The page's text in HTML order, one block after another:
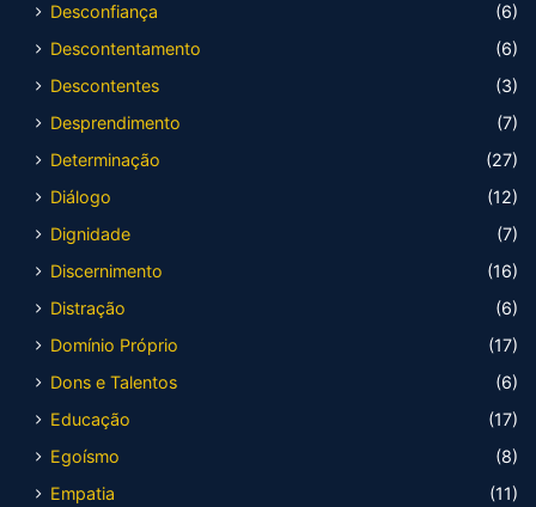
Desconfiança
(6)
Descontentamento
(6)
Descontentes
(3)
Desprendimento
(7)
Determinação
(27)
Diálogo
(12)
Dignidade
(7)
Discernimento
(16)
Distração
(6)
Domínio Próprio
(17)
Dons e Talentos
(6)
Educação
(17)
Egoísmo
(8)
Empatia
(11)